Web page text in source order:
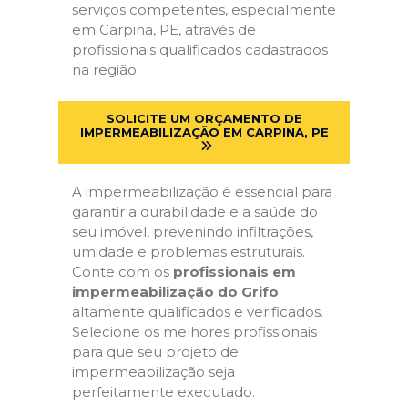
serviços competentes, especialmente
em Carpina, PE, através de
profissionais qualificados cadastrados
na região.
SOLICITE UM ORÇAMENTO DE
IMPERMEABILIZAÇÃO EM CARPINA, PE
A impermeabilização é essencial para
garantir a durabilidade e a saúde do
seu imóvel, prevenindo infiltrações,
umidade e problemas estruturais.
Conte com os profissionais em
impermeabilização do Grifo
altamente qualificados e verificados.
Selecione os melhores profissionais
para que seu projeto de
impermeabilização seja
perfeitamente executado.